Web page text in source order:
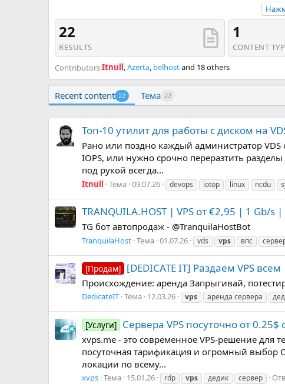
22
RESULTS
1
CONTENT
Contributors:Itnull,Azerta, belhostand 18 others
Recent content 22 Тема 22
Топ-10 утилит для работы с диском на
Рано или поздно каждый администратор VDS
IOPS, или нужно срочно переразтить
под рукой всегда...
Itnull Тема 09.07.26 devops iotop linux ncdu
TRANQUILA.HOST | VPS от €2,95 | 1 Gb/s
TG бот автопродаж - @TranquilaHostBot
TranquilaHost Тема 01.07.26 vds vps впс
[Продам] [DEDICATE IT] Раздаем VPS
Происхождение: аренда Запрыгивай,
DedicateIT Тема 12.03.26 vps аренда сервера
[Услуги] Сервера VPS посуточно от
xvps.me - это современное VPS-решение для
посуточная тарификация и огромный выбор
локации по всему...
xvps Тема 15.01.26 rdp vps дедик сервер